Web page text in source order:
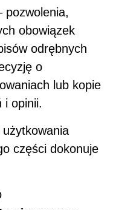
pozwolenia,
obowiązek
odrębnych
o
lub kopie
i opinii.
użytkowania
części dokonuje